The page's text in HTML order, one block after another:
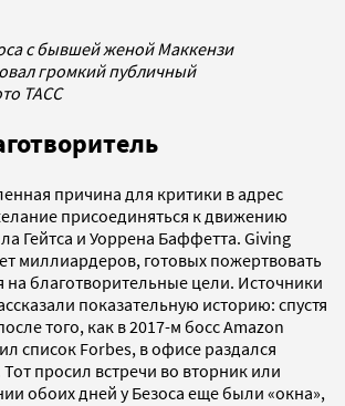
с бывшей женой Маккензи
громкий публичный
ТАСС
причина для критики в адрес
присоединяться к движению
Гейтса и Уоррена Баффетта. Giving
миллиардеров, готовых пожертвовать
на благотворительные цели. Источники
показательную историю: спустя
того, как в 2017-м босс Amazon
список Forbes, в офисе раздался
Тот просил встречи во вторник или
обоих дней у Безоса еще были «окна»,